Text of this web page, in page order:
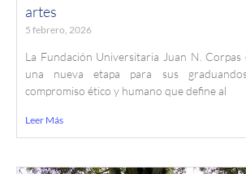
artes
5 febrero, 2026
La Fundación Universitaria Juan N.
una nueva etapa para sus
compromiso ético y humano que define al
Leer Más